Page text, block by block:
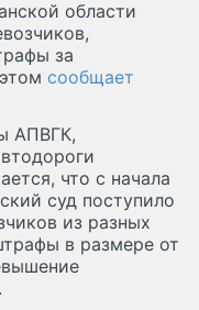
области
за
сообщает
АПВГК,
что с начала
суд поступило
из разных
в размере от